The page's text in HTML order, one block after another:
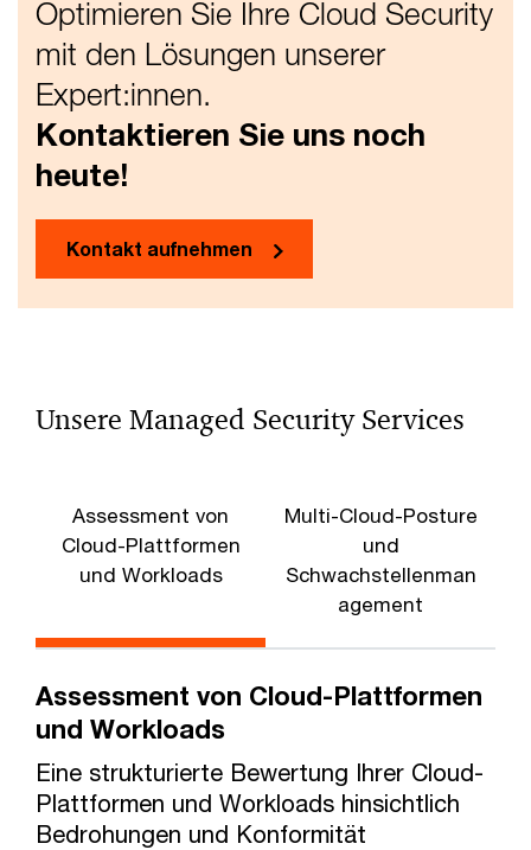
Optimieren Sie Ihre Cloud Security
mit den Lösungen unserer
Expert:innen.
Kontaktieren Sie uns noch
heute!
Kontakt aufnehmen
Unsere Managed Security Services
Assessment von
Cloud-Plattformen
und Workloads
Multi-Cloud-Posture
und
Schwachstellenman
agement
Assessment von Cloud-Plattformen
und Workloads
Eine strukturierte Bewertung Ihrer Cloud-
Plattformen und Workloads hinsichtlich
Bedrohungen und Konformität